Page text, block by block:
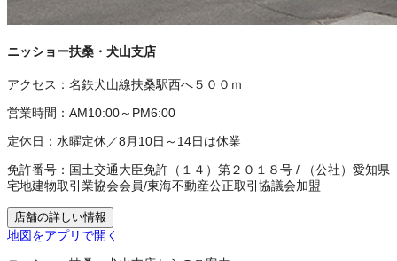
ニッショー扶桑・犬山支店
アクセス： 名鉄犬山線扶桑駅西へ５００ｍ
営業時間： AM10:00～PM6:00
定休日： 水曜定休／8月10日～14日は休業
免許番号： 国土交通大臣免許（１４）第２０１８号 /
（公社）愛知県
宅地建物取引業協会会員/東海不動産公正取引協議会加盟
店舗の詳しい情報
地図をアプリで開く